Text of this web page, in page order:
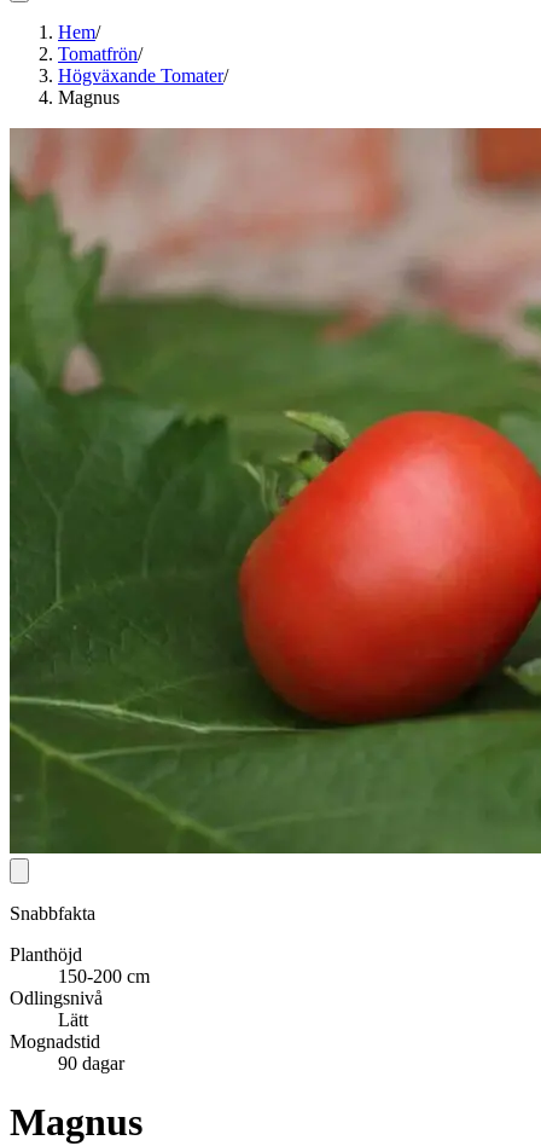
Hem/
Tomatfrön/
Högväxande Tomater/
Magnus
Snabbfakta
Planthöjd
150-200 cm
Odlingsnivå
Lätt
Mognadstid
90 dagar
Magnus